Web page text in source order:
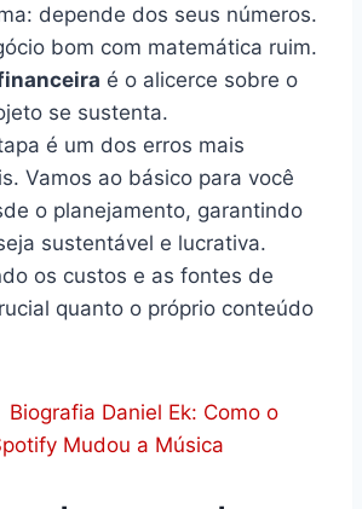
depende dos seus números.
bom com matemática ruim.
é o alicerce sobre o
se sustenta.
é um dos erros mais
Vamos ao básico para você
o planejamento, garantindo
sustentável e lucrativa.
os custos e as fontes de
quanto o próprio conteúdo
Biografia Daniel Ek: Como o
Mudou a Música